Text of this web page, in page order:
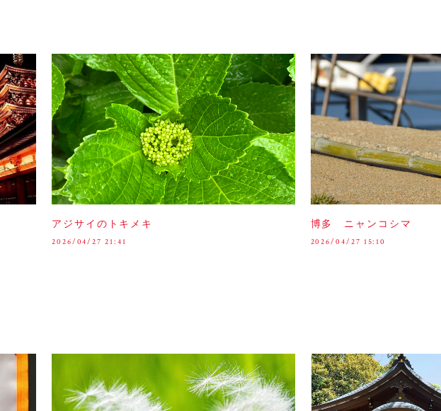
アジサイのトキメキ
2026/04/27 21:41
博多 ニャンコシマ
2026/04/27 15:10